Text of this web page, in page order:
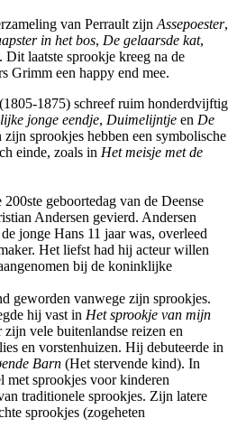
van Perrault zijn Assepoester,
in het bos, De gelaarsde kat,
. Dit laatste sprookje kreeg na de
Grimm een happy end mee.
(1805-1875) schreef ruim honderdvijftig
jonge eendje, Duimelijntje en De
zijn sprookjes hebben een symbolische
einde, zoals in Het meisje met de
geboortedag van de Deense
Andersen gevierd. Andersen
jonge Hans 11 jaar was, overleed
Het liefst had hij acteur willen
bij de koninklijke
geworden vanwege zijn sprookjes.
hij vast in Het sprookje van mijn
vele buitenlandse reizen en
en vorstenhuizen. Hij debuteerde in
Barn (Het stervende kind). In
met sprookjes voor kinderen
traditionele sprookjes. Zijn latere
sprookjes (zogeheten